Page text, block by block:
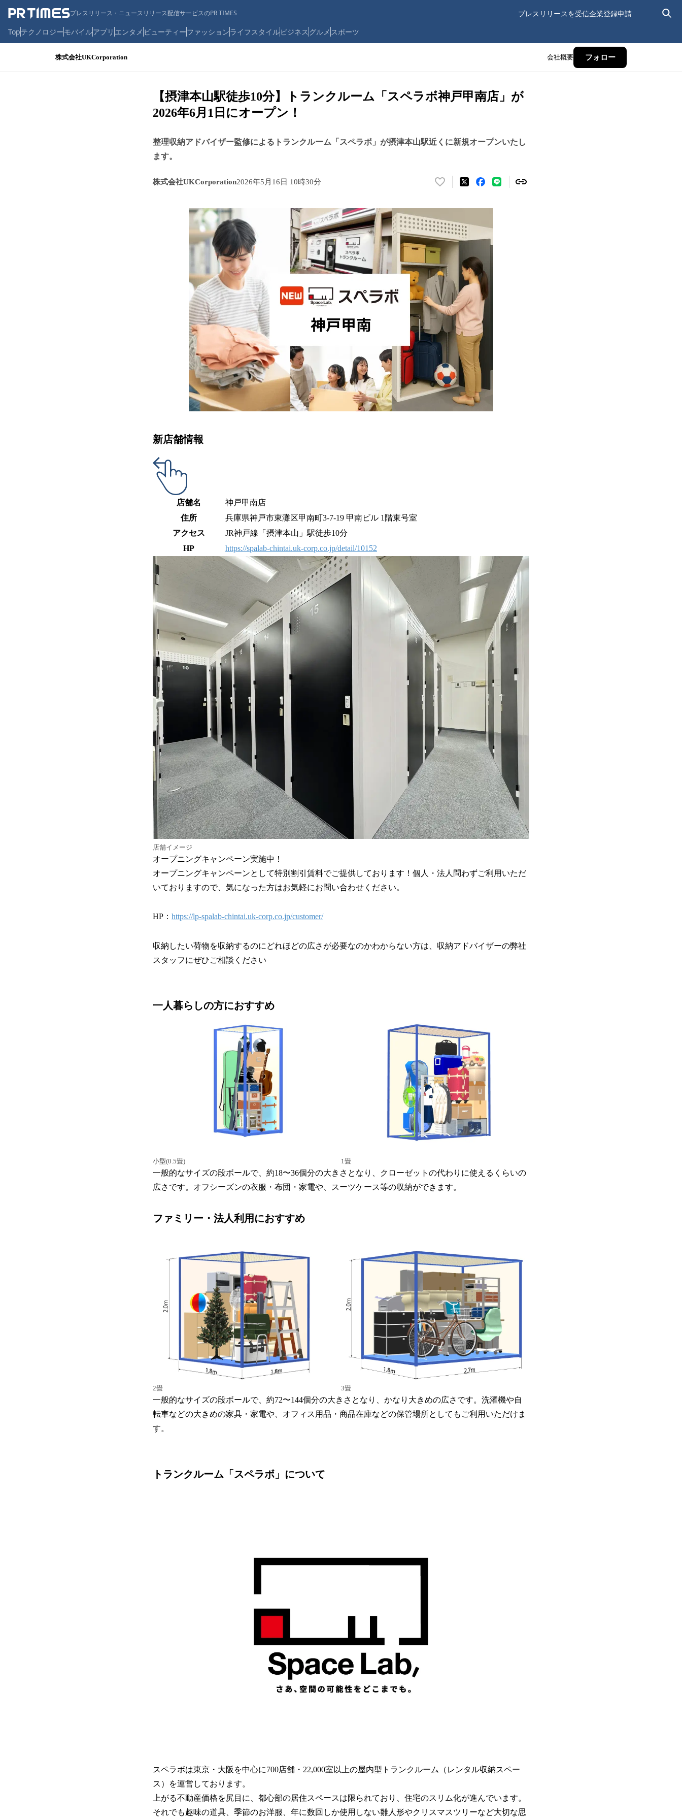
プレスリリース・ニュースリリース配信サービスのPR TIMES プレスリリースを受信企業登録申請
Topテクノロジーモバイルアプリ エンタメ ビューティーファッションライフスタイルビジネス グルメ スポーツ
株式会社UKCorporation 会社概要 フォロー
【摂津本山駅徒歩10分】トランクルーム「スペラボ神戸甲南店」が
2026年6月1日にオープン！
整理収納アドバイザー監修によるトランクルーム「スペラボ」が摂津本山駅近くに新規オープンいたし
ます。
株式会社UKCorporation2026年5月16日 10時30分
い
ね
！
数
を
読
込
み
中
で
す
新店舗情報
店舗名
神戸甲南店
住所
兵庫県神戸市東灘区甲南町3-7-19 甲南ビル 1階東号室
アクセス
JR神戸線「摂津本山」駅徒歩10分
HP
https://spalab-chintai.uk-corp.co.jp/detail/10152
店舗イメージ
オープニングキャンペーン実施中！
オープニングキャンペーンとして特別割引賃料でご提供しております！個人・法人問わずご利用いただ
いておりますので、気になった方はお気軽にお問い合わせください。
HP： https://lp-spalab-chintai.uk-corp.co.jp/customer/
収納したい荷物を収納するのにどれほどの広さが必要なのかわからない方は、収納アドバイザーの弊社
スタッフにぜひご相談ください
一人暮らしの方におすすめ
小型(0.5畳) 1畳
一般的なサイズの段ボールで、約18〜36個分の大きさとなり、クローゼットの代わりに使えるくらいの
広さです。オフシーズンの衣服・布団・家電や、スーツケース等の収納ができます。
ファミリー・法人利用におすすめ
2畳 3畳
一般的なサイズの段ボールで、約72〜144個分の大きさとなり、かなり大きめの広さです。洗濯機や自
転車などの大きめの家具・家電や、オフィス用品・商品在庫などの保管場所としてもご利用いただけま
す。
トランクルーム「スペラボ」について
スペラボは東京・大阪を中心に700店舗・22,000室以上の屋内型トランクルーム（レンタル収納スペー
ス）を運営しております。
上がる不動産価格を尻目に、都心部の居住スペースは限られており、住宅のスリム化が進んでいます。
それでも趣味の道具、季節のお洋服、年に数回しか使用しない雛人形やクリスマスツリーなど大切な思